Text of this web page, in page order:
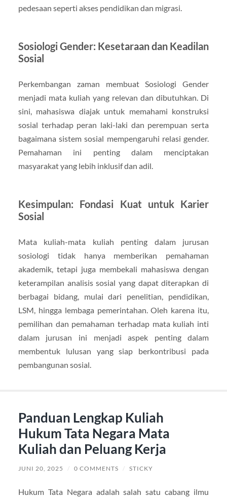
pedesaan seperti akses pendidikan dan migrasi.
Sosiologi Gender: Kesetaraan dan Keadilan
Sosial
Perkembangan zaman membuat Sosiologi Gender
menjadi mata kuliah yang relevan dan dibutuhkan. Di
sini, mahasiswa diajak untuk memahami konstruksi
sosial terhadap peran laki-laki dan perempuan serta
bagaimana sistem sosial mempengaruhi relasi gender.
Pemahaman ini penting dalam menciptakan
masyarakat yang lebih inklusif dan adil.
Kesimpulan: Fondasi Kuat untuk Karier
Sosial
Mata kuliah-mata kuliah penting dalam jurusan
sosiologi tidak hanya memberikan pemahaman
akademik, tetapi juga membekali mahasiswa dengan
keterampilan analisis sosial yang dapat diterapkan di
berbagai bidang, mulai dari penelitian, pendidikan,
LSM, hingga lembaga pemerintahan. Oleh karena itu,
pemilihan dan pemahaman terhadap mata kuliah inti
dalam jurusan ini menjadi aspek penting dalam
membentuk lulusan yang siap berkontribusi pada
pembangunan sosial.
Panduan Lengkap Kuliah
Hukum Tata Negara Mata
Kuliah dan Peluang Kerja
JUNI 20, 2025 / 0 COMMENTS / STICKY
Hukum Tata Negara adalah salah satu cabang ilmu